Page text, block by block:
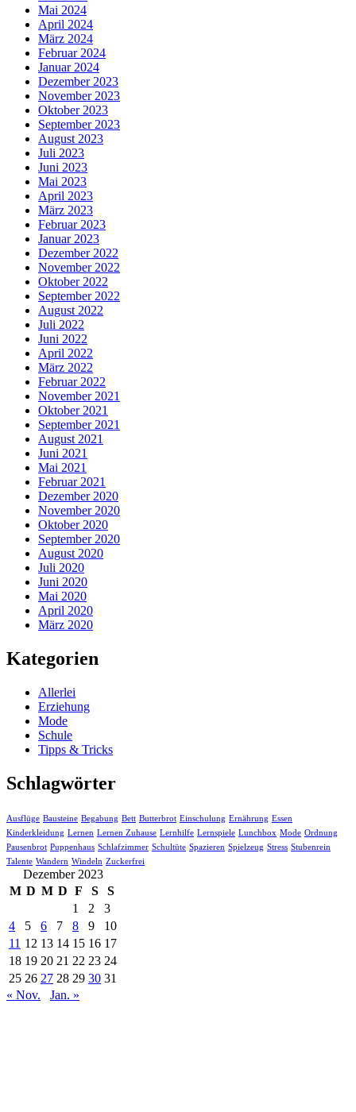
Mai 2024
April 2024
März 2024
Februar 2024
Januar 2024
Dezember 2023
November 2023
Oktober 2023
September 2023
August 2023
Juli 2023
Juni 2023
Mai 2023
April 2023
März 2023
Februar 2023
Januar 2023
Dezember 2022
November 2022
Oktober 2022
September 2022
August 2022
Juli 2022
Juni 2022
April 2022
März 2022
Februar 2022
November 2021
Oktober 2021
September 2021
August 2021
Juni 2021
Mai 2021
Februar 2021
Dezember 2020
November 2020
Oktober 2020
September 2020
August 2020
Juli 2020
Juni 2020
Mai 2020
April 2020
März 2020
Kategorien
Allerlei
Erziehung
Mode
Schule
Tipps & Tricks
Schlagwörter
Ausflüge Bausteine Begabung Bett Butterbrot Einschulung Ernährung Essen
Kinderkleidung Lernen Lernen Zuhause Lernhilfe Lernspiele Lunchbox Mode Ordnung
Pausenbrot Puppenhaus Schlafzimmer Schultüte Spazieren Spielzeug Stress Stubenrein
Talente Wandern Windeln Zuckerfrei
Dezember 2023
M D M D F S
S
1
2
3
4
5 6 7 8 9
10
11 12 13 14 15 16 17
18 19 20 21 22 23 24
25 26 27 28 29 30 31
« Nov.
Jan. »